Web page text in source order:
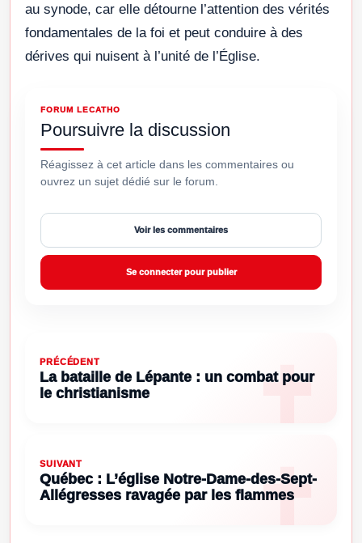
au synode, car elle détourne l’attention des vérités
fondamentales de la foi et peut conduire à des
dérives qui nuisent à l’unité de l’Église.
FORUM LECATHO
Poursuivre la discussion
Réagissez à cet article dans les commentaires ou
ouvrez un sujet dédié sur le forum.
Voir les commentaires
Se connecter pour publier
PRÉCÉDENT
La bataille de Lépante : un combat pour
le christianisme
SUIVANT
Québec : L’église Notre-Dame-des-Sept-
Allégresses ravagée par les flammes